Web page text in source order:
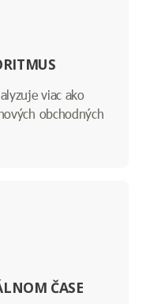
viac ako
obchodných
ČASE